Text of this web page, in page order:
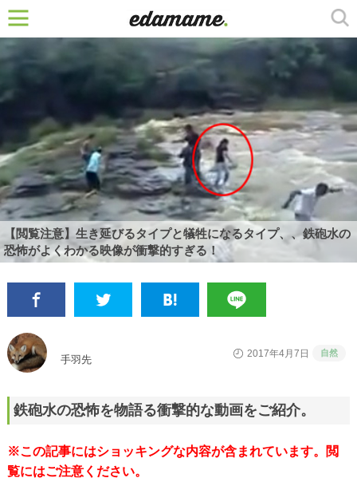
【閲覧注意】生き延びるタイプと犠牲になるタイプ、、鉄砲水の
恐怖がよくわかる映像が衝撃的すぎる！
手羽先
2017年4月7日 自然
鉄砲水の恐怖を物語る衝撃的な動画をご紹介。
※この記事にはショッキングな内容が含まれています。閲
覧にはご注意ください。